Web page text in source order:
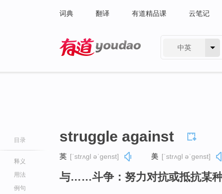
词典 翻译 有道精品课 云笔记
中英
目录
释义
用法
例句
struggle against
英 [ˈstrʌɡl əˈɡenst] 美 [ˈstrʌɡl əˈɡenst]
与……斗争：努力对抗或抵抗某